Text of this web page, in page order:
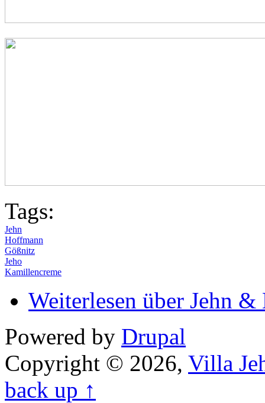
Tags:
Jehn
Hoffmann
Gößnitz
Jeho
Kamillencreme
Weiterlesen über Jehn
Powered by Drupal
Copyright © 2026, Villa
back up ↑